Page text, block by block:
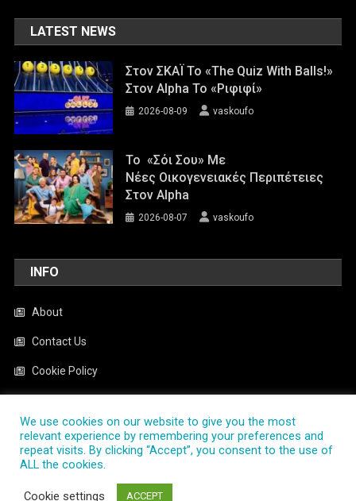
LATEST NEWS
Στον ΣΚΑΪ Το «The Quiz With Balls!»
Στον Alpha Το «Ριφιφί»
2026-08-09 vaskoufo
Το «Σόι Σου» Με
Νέες Οικογενειακές Περιπέτειες
Στον Alpha
2026-08-07 vaskoufo
INFO
About
Contact Us
Cookie Policy
Privacy Policy
PlayTV.com.gr|Theme: News Portal by
We use cookies on our website to give you the most
relevant experience by remembering your preferences and
repeat visits. By clicking “Accept”, you consent to the use of
ALL the cookies.
Cookie settings ACCEPT